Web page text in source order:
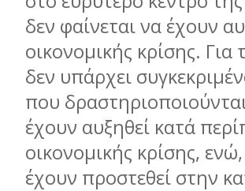
δεν φαίνεται να έχουν
οικονομικής κρίσης.
δεν υπάρχει
που
έχουν αυξηθεί κατά
οικονομικής κρίσης,
έχουν προστεθεί στην